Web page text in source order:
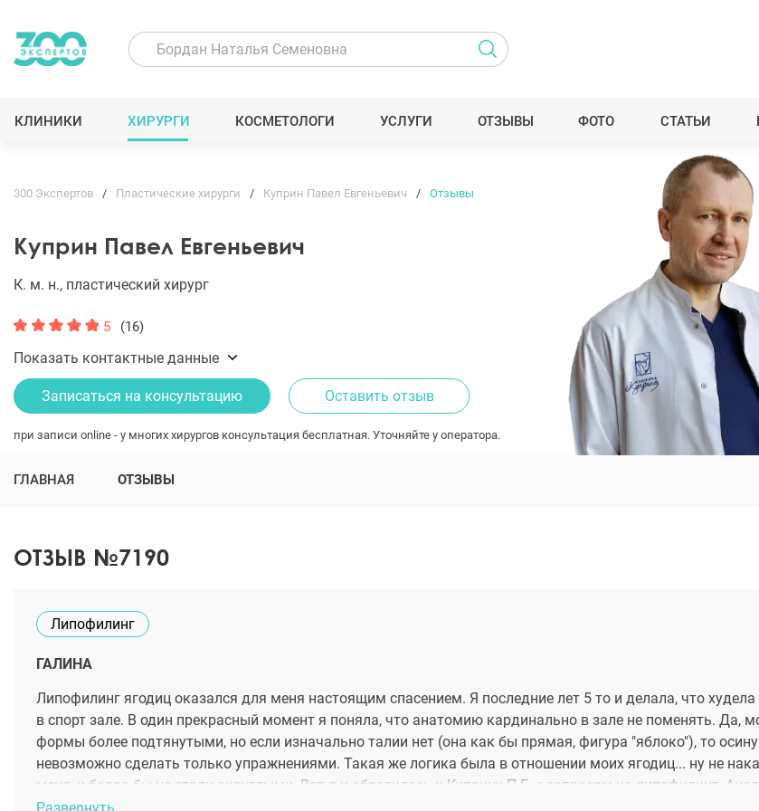
КЛИНИКИ ХИРУРГИ КОСМЕТОЛОГИ УСЛУГИ ОТЗЫВЫ ФОТО СТАТЬИ
300 Экспертов Пластические хирурги Куприн Павел Евгеньевич Отзывы
Куприн Павел Евгеньевич
К. м. н., пластический хирург
5 (16)
Показать контактные данные
Записаться на консультацию Оставить отзыв
при записи online - у многих хирургов консультация бесплатная. Уточняйте у оператора.
ГЛАВНАЯ ОТЗЫВЫ
ОТЗЫВ №7190
Липофилинг
ГАЛИНА
Липофилинг ягодиц оказался для меня настоящим спасением. Я последние лет 5 то и делала, что
в спорт зале. В один прекрасный момент я поняла, что анатомию кардинально в зале не поменять. Да,
формы более подтянутыми, но если изначально талии нет (она как бы прямая, фигура "яблоко"), то
невозможно сделать только упражнениями. Такая же логика была в отношении моих ягодиц... ну не
меня, и бедра бы не стали округлыми. Вот я и обратилась к Куприну П.Е. с запросом на липофилинг.
операции подготовилась. Все прошло хорошо, несколько дней после операции было дискомфортно,